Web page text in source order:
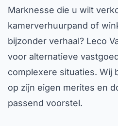
Marknesse die u wilt
kamerverhuurpand of
bijzonder verhaal? Leco
voor alternatieve
complexere situaties. Wij
op zijn eigen merites en
passend voorstel.